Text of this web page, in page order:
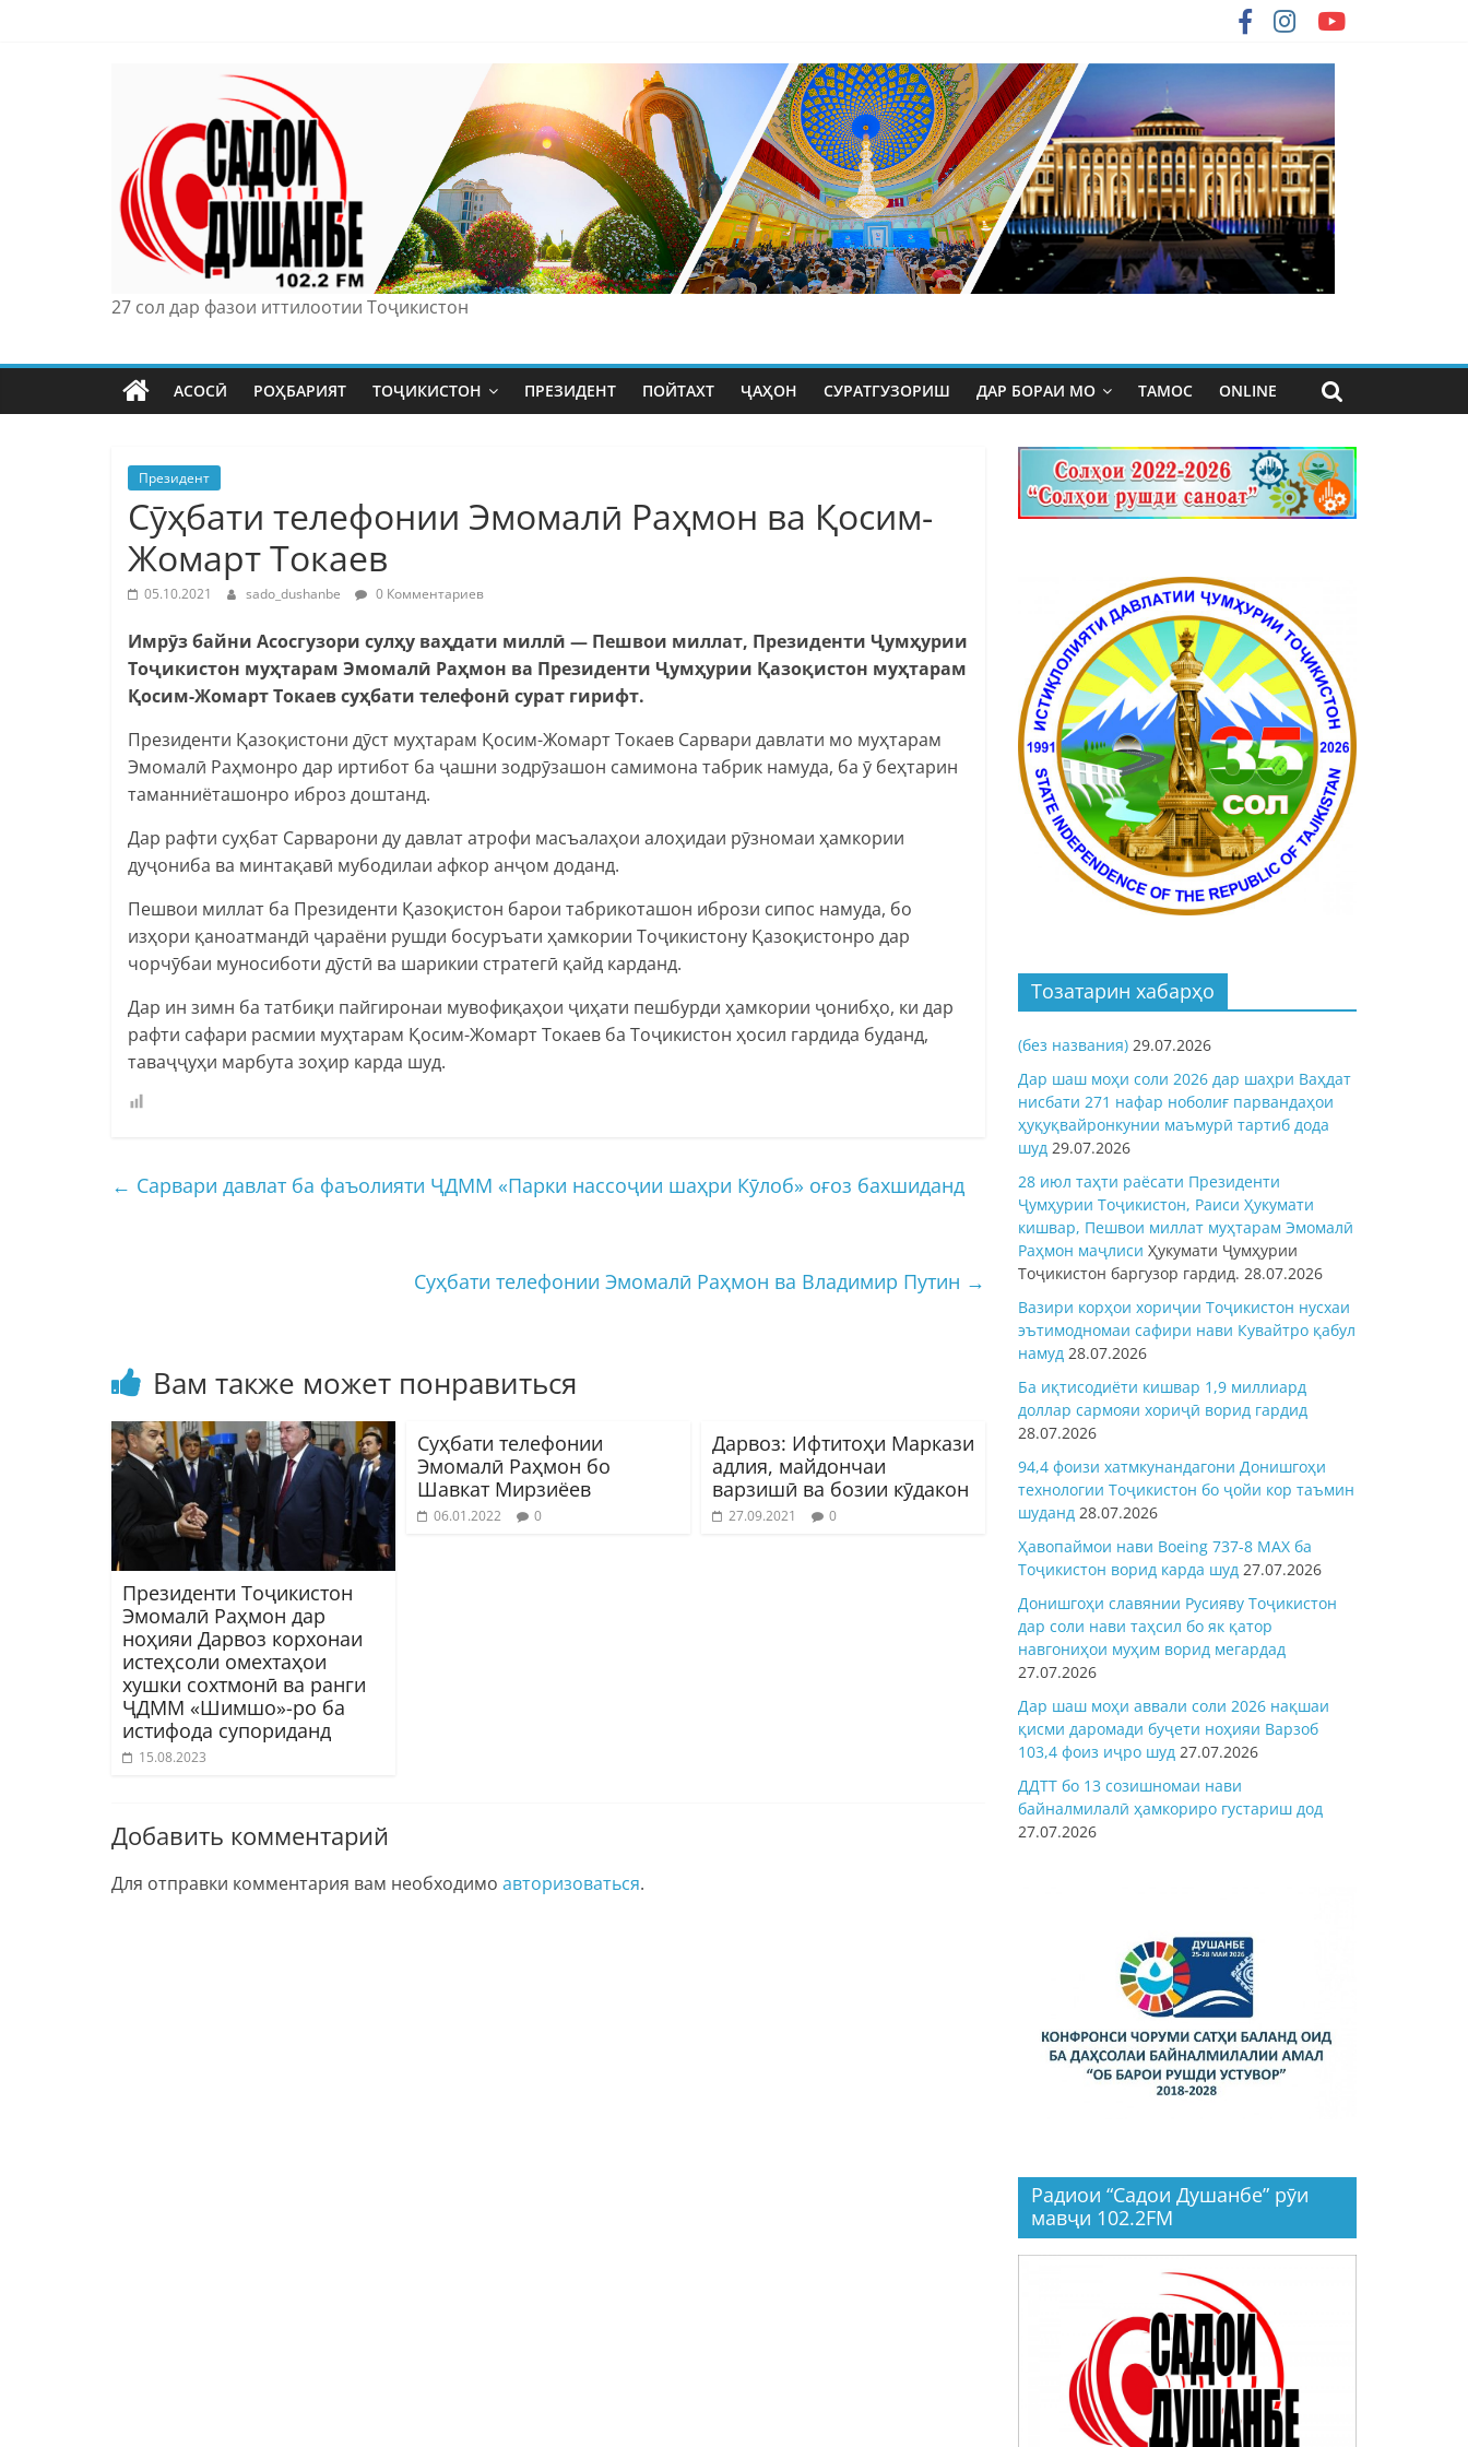
27 сол дар фазои иттилоотии Тоҷикистон
АСОСӢ РОҲБАРИЯТ ТОҶИКИСТОН ПРЕЗИДЕНТ ПОЙТАХТ ҶАҲОН СУРАТГУЗОРИШ ДАР БОРАИ МО ТАМОС ONLINE
Президент
Сӯҳбати телефонии Эмомалӣ Раҳмон ва Қосим-
Жомарт Токаев
05.10.2021 sado_dushanbe 0 Комментариев
Имрӯз байни Асосгузори сулҳу ваҳдати миллӣ — Пешвои миллат, Президенти Ҷумҳурии
Тоҷикистон муҳтарам Эмомалӣ Раҳмон ва Президенти Ҷумҳурии Қазоқистон муҳтарам
Қосим-Жомарт Токаев суҳбати телефонӣ сурат гирифт.
Президенти Қазоқистони дӯст муҳтарам Қосим-Жомарт Токаев Сарвари давлати мо муҳтарам
Эмомалӣ Раҳмонро дар иртибот ба ҷашни зодрӯзашон самимона табрик намуда, ба ӯ беҳтарин
таманниёташонро иброз доштанд.
Дар рафти суҳбат Сарварони ду давлат атрофи масъалаҳои алоҳидаи рӯзномаи ҳамкории
дуҷониба ва минтақавӣ мубодилаи афкор анҷом доданд.
Пешвои миллат ба Президенти Қазоқистон барои табрикоташон ибрози сипос намуда, бо
изҳори қаноатмандӣ ҷараёни рушди босуръати ҳамкории Тоҷикистону Қазоқистонро дар
чорчӯбаи муносиботи дӯстӣ ва шарикии стратегӣ қайд карданд.
Дар ин зимн ба татбиқи пайгиронаи мувофиқаҳои ҷиҳати пешбурди ҳамкории ҷонибҳо, ки дар
рафти сафари расмии муҳтарам Қосим-Жомарт Токаев ба Тоҷикистон ҳосил гардида буданд,
таваҷҷуҳи марбута зоҳир карда шуд.
← Сарвари давлат ба фаъолияти ҶДММ «Парки нассоҷии шаҳри Кӯлоб» оғоз бахшиданд
Суҳбати телефонии Эмомалӣ Раҳмон ва Владимир Путин →
Вам также может понравиться
Президенти Тоҷикистон
Эмомалӣ Раҳмон дар
ноҳияи Дарвоз корхонаи
истеҳсоли омехтаҳои
хушки сохтмонӣ ва ранги
ҶДММ «Шимшо»-ро ба
истифода супориданд
15.08.2023
Суҳбати телефонии
Эмомалӣ Раҳмон бо
Шавкат Мирзиёев
06.01.2022 0
Дарвоз: Ифтитоҳи Маркази
адлия, майдончаи
варзишӣ ва бозии кӯдакон
27.09.2021 0
Добавить комментарий
Для отправки комментария вам необходимо авторизоваться.
Тозатарин хабарҳо
(без названия) 29.07.2026
Дар шаш моҳи соли 2026 дар шаҳри Ваҳдат
нисбати 271 нафар ноболиғ парвандаҳои
ҳуқуқвайронкунии маъмурӣ тартиб дода
шуд 29.07.2026
28 июл таҳти раёсати Президенти
Ҷумҳурии Тоҷикистон, Раиси Ҳукумати
кишвар, Пешвои миллат муҳтарам Эмомалӣ
Раҳмон маҷлиси Ҳукумати Ҷумҳурии
Тоҷикистон баргузор гардид. 28.07.2026
Вазири корҳои хориҷии Тоҷикистон нусхаи
эътимодномаи сафири нави Кувайтро қабул
намуд 28.07.2026
Ба иқтисодиёти кишвар 1,9 миллиард
доллар сармояи хориҷӣ ворид гардид
28.07.2026
94,4 фоизи хатмкунандагони Донишгоҳи
технологии Тоҷикистон бо ҷойи кор таъмин
шуданд 28.07.2026
Ҳавопаймои нави Boeing 737-8 MAX ба
Тоҷикистон ворид карда шуд 27.07.2026
Донишгоҳи славянии Русияву Тоҷикистон
дар соли нави таҳсил бо як қатор
навгониҳои муҳим ворид мегардад
27.07.2026
Дар шаш моҳи аввали соли 2026 нақшаи
қисми даромади буҷети ноҳияи Варзоб
103,4 фоиз иҷро шуд 27.07.2026
ДДТТ бо 13 созишномаи нави
байналмилалӣ ҳамкориро густариш дод
27.07.2026
Радиои “Садои Душанбе” рӯи
мавҷи 102.2FM